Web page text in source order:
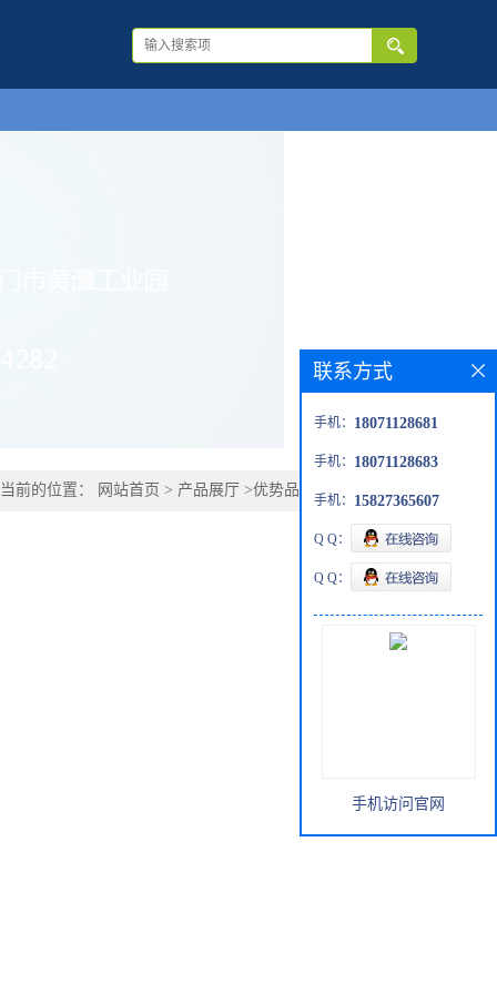
前的位置： 网站首页 > 产品展厅 >优势品种 > 阿伦磷酸钠
联系方式
手机： 18071128681
手机： 18071128683
手机： 15827365607
Q Q：
Q Q：
手机访问官网